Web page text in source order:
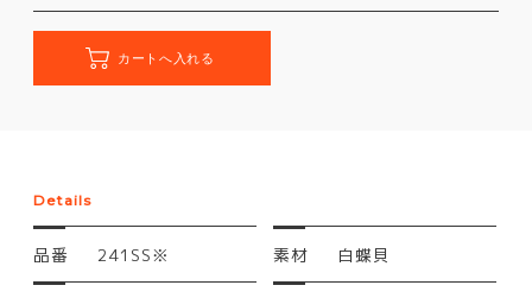
Details
品番 241SS※ 素材 白蝶貝